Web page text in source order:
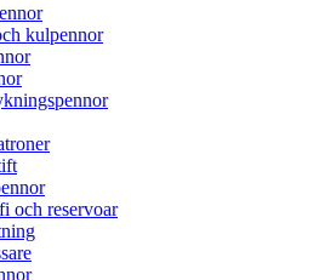
kulpennor
och reservoar